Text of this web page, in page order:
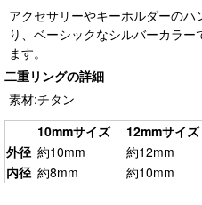
アクセサリーやキーホルダーの
り、ベーシックなシルバーカラ
ます。
二重リングの詳細
素材:チタン
10mmサイズ
12mmサイズ
外径 約10mm 約12mm
内径 約8mm 約10mm